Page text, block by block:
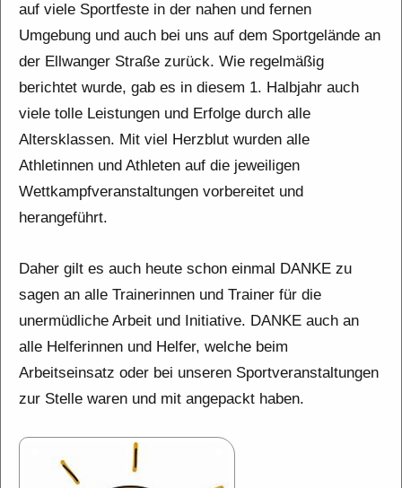
auf viele Sportfeste in der nahen und fernen
Umgebung und auch bei uns auf dem Sportgelände an
der Ellwanger Straße zurück. Wie regelmäßig
berichtet wurde, gab es in diesem 1. Halbjahr auch
viele tolle Leistungen und Erfolge durch alle
Altersklassen. Mit viel Herzblut wurden alle
Athletinnen und Athleten auf die jeweiligen
Wettkampfveranstaltungen vorbereitet und
herangeführt.
Daher gilt es auch heute schon einmal DANKE zu
sagen an alle Trainerinnen und Trainer für die
unermüdliche Arbeit und Initiative. DANKE auch an
alle Helferinnen und Helfer, welche beim
Arbeitseinsatz oder bei unseren Sportveranstaltungen
zur Stelle waren und mit angepackt haben.